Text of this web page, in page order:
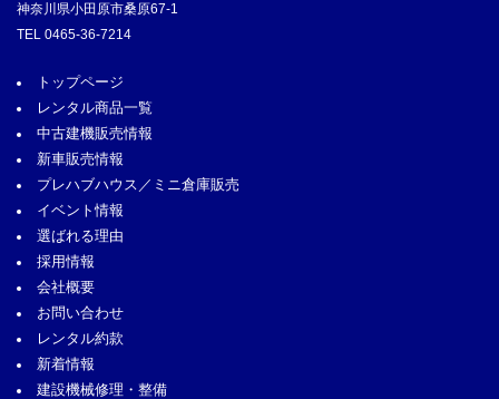
神奈川県小田原市桑原67-1
TEL 0465-36-7214
トップページ
レンタル商品一覧
中古建機販売情報
新車販売情報
プレハブハウス／ミニ倉庫販売
イベント情報
選ばれる理由
採用情報
会社概要
お問い合わせ
レンタル約款
新着情報
建設機械修理・整備